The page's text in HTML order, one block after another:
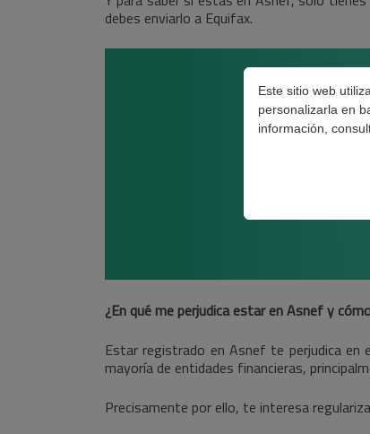
Este sitio web
personalizarla en
información,
debes enviarlo a Equifax.
¿En qué me perjudica estar en Asnef y
Estar registrado en Asnef te perjudica en
mayoría de entidades financieras,
Precisamente por ello, te interesa